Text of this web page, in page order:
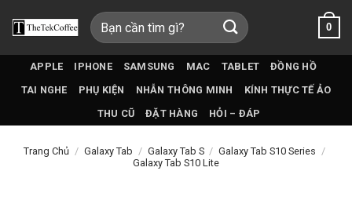
qua
Tìm
kiếm:
0
APPLE IPHONE SAMSUNG MAC TABLET
ĐỒNG HỒ
TAI NGHE
PHỤ KIỆN NHẪN THÔNG MINH
KÍNH THỰC TẾ ẢO
THU CŨ
ĐẶT HÀNG HỎI – ĐÁP
Trang Chủ / Galaxy Tab / Galaxy Tab S / Galaxy Tab S10 Series /
Galaxy Tab S10 Lite